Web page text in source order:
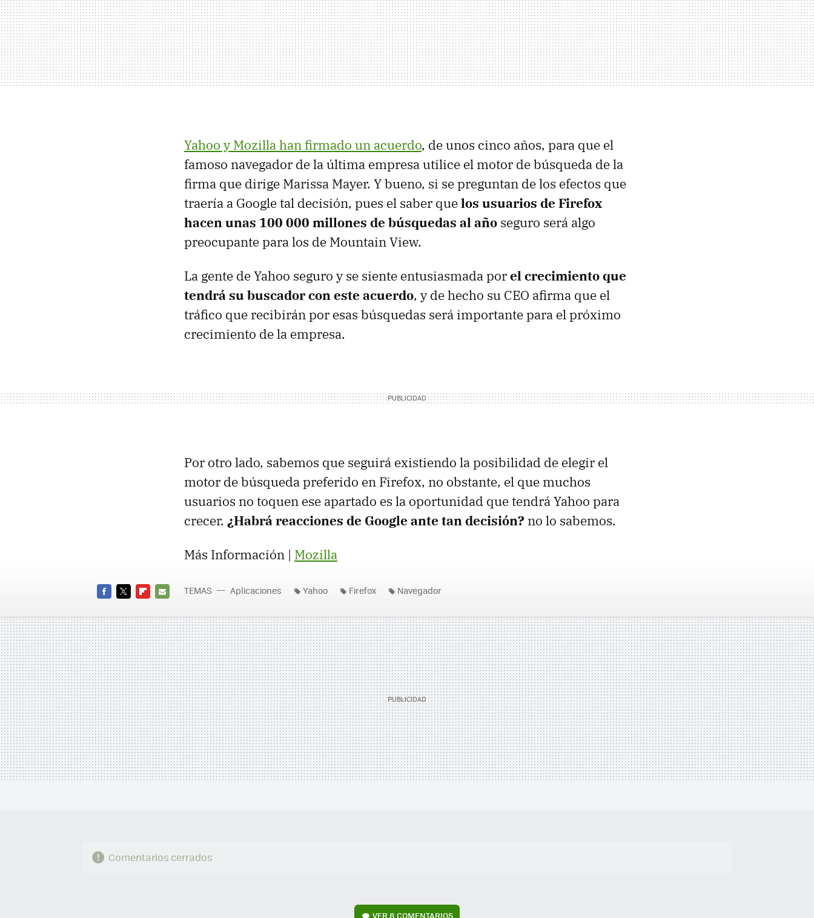
Yahoo y Mozilla han firmado un acuerdo, de unos cinco años, para que el
famoso navegador de la última empresa utilice el motor de búsqueda de la
firma que dirige Marissa Mayer. Y bueno, si se preguntan de los efectos que
traería a Google tal decisión, pues el saber quelos usuarios de Firefox
hacen unas 100 000 millones de búsquedas al año seguro será algo
preocupante para los de Mountain View.
La gente de Yahoo seguro y se siente entusiasmada porel crecimiento que
tendrá su buscador con este acuerdo, y de hecho su CEO afirma que el
tráfico que recibirán por esas búsquedas será importante para el próximo
crecimiento de la empresa.
Por otro lado, sabemos que seguirá existiendo la posibilidad de elegir el
motor de búsqueda preferido en Firefox, no obstante, el que muchos
usuarios no toquen ese apartado es la oportunidad que tendrá Yahoo para
crecer. ¿Habrá reacciones de Google ante tan decisión? no lo sabemos.
Más Información | Mozilla
MAIL
TEMAS Aplicaciones Yahoo Firefox Navegador
Comentarios cerrados
VER8 COMENTARIOS